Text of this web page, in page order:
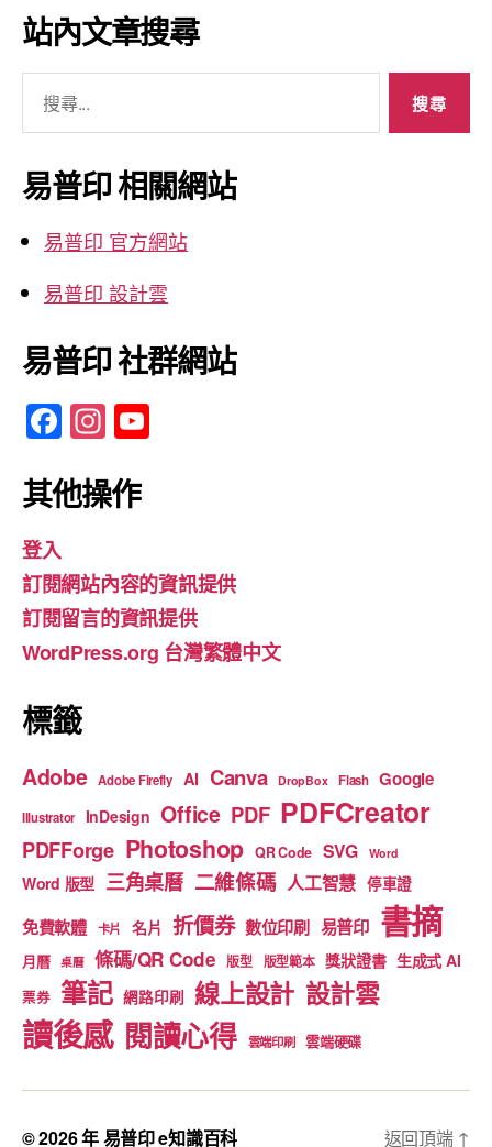
彙
整
站內文章搜尋
關
鍵
字:
易普印 相關網站
易普印 官方網站
易普印 設計雲
易普印 社群網站
F
c
b
o
o
k
In
a
a
m
u
b
e
其他操作
登入
訂閱網站內容的資訊提供
訂閱留言的資訊提供
WordPress.org 台灣繁體中文
標籤
Adobe Adobe Firefly AI Canva DropBox Flash Google
Illustrator InDesign Office PDF PDFCreator
PDFForge Photoshop QR Code SVG Word
Word 版型 三角桌曆 二維條碼 人工智慧 停車證
免費軟體 卡片 名片 折價券 數位印刷 易普印 書摘
月曆 桌曆 條碼/QR Code 版型 版型範本 獎狀證書 生成式 AI
票券 筆記 網路印刷 線上設計 設計雲
讀後感 閱讀心得 雲端印刷 雲端硬碟
© 2026 年易普印 e知識百科 返回頂端 ↑